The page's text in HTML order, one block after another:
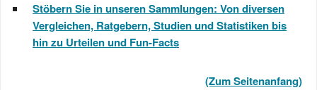
Stöbern Sie in unseren Sammlungen: Von diversen
Vergleichen, Ratgebern, Studien und Statistiken bis
hin zu Urteilen und Fun-Facts
(Zum Seitenanfang)